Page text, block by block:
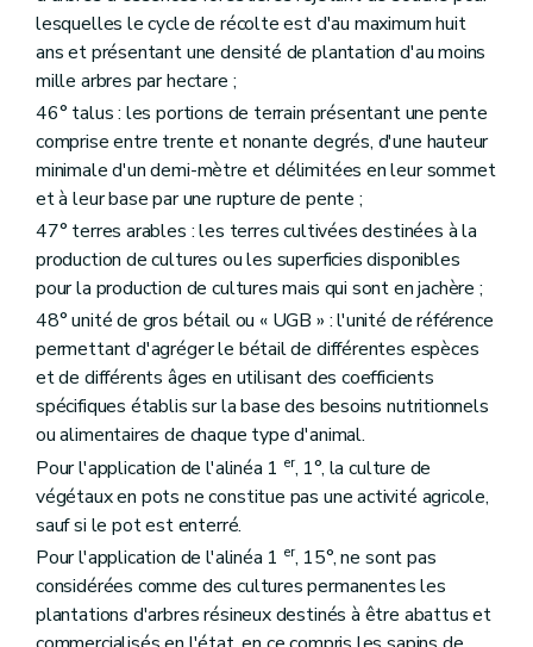
lesquelles le cycle de récolte est d'au maximum huit
ans et présentant une densité de plantation d'au moins
mille arbres par hectare ;
46° talus : les portions de terrain présentant une pente
comprise entre trente et nonante degrés, d'une hauteur
minimale d'un demi-mètre et délimitées en leur sommet
et à leur base par une rupture de pente ;
47° terres arables : les terres cultivées destinées à la
production de cultures ou les superficies disponibles
pour la production de cultures mais qui sont en jachère ;
48° unité de gros bétail ou « UGB » : l'unité de référence
permettant d'agréger le bétail de différentes espèces
et de différents âges en utilisant des coefficients
spécifiques établis sur la base des besoins nutritionnels
ou alimentaires de chaque type d'animal.
Pour l'application de l'alinéa 1 er, 1°, la culture de
végétaux en pots ne constitue pas une activité agricole,
sauf si le pot est enterré.
Pour l'application de l'alinéa 1 er, 15°, ne sont pas
considérées comme des cultures permanentes les
plantations d'arbres résineux destinés à être abattus et